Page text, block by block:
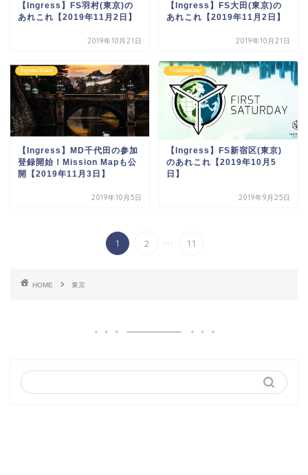
【Ingress】FS羽村(東京)の
あれこれ【2019年11月2日】
2019年10月21日
【Ingress】FS大田(東京)の
あれこれ【2019年11月2日】
2019年10月21日
Ingress Event
【Ingress】MD千代田の参加
登録開始！Mission Mapも公
開【2019年11月3日】
2019年10月5日
FirstSaturday
【Ingress】FS新宿区(東京)
のあれこれ【2019年10月5
日】
2019年9月25日
1 2 ... 11
HOME 東京